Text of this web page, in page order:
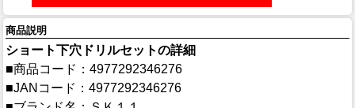
商品説明
ショート下穴ドリルセットの詳細
■商品コード：4977292346276
■JANコード：4977292346276